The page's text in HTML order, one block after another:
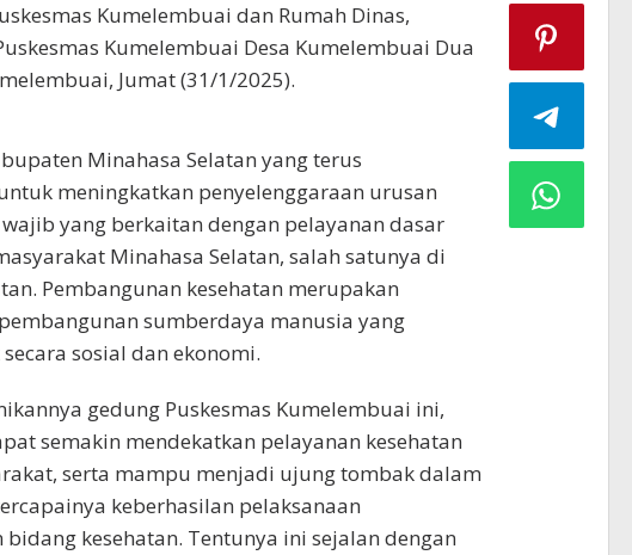
Kumelembuai dan Rumah Dinas,
Kumelembuai Desa Kumelembuai Dua
Jumat (31/1/2025).
Minahasa Selatan yang terus
meningkatkan penyelenggaraan urusan
yang berkaitan dengan pelayanan dasar
Minahasa Selatan, salah satunya di
Pembangunan kesehatan merupakan
sumberdaya manusia yang
sosial dan ekonomi.
gedung Puskesmas Kumelembuai ini,
semakin mendekatkan pelayanan kesehatan
serta mampu menjadi ujung tombak dalam
keberhasilan pelaksanaan
kesehatan. Tentunya ini sejalan dengan